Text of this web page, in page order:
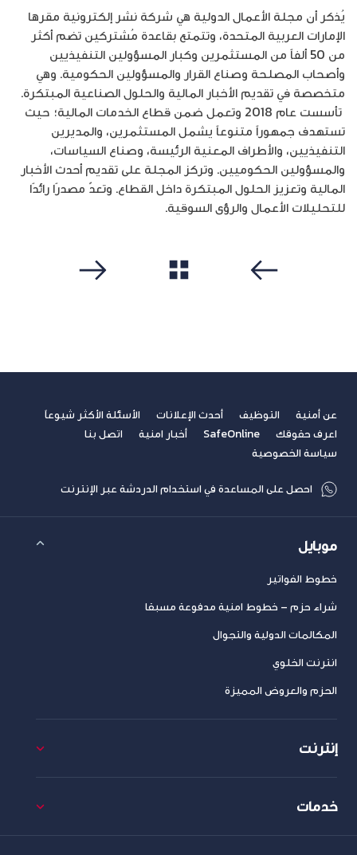
يُذكر أن مجلة الأعمال الدولية هي شركة نشر إلكترونية مقرها
الإمارات العربية المتحدة، وتتمتع بقاعدة مُشتركين تضم أكثر
من 50 ألفاً من المستثمرين وكبار المسؤولين التنفيذيين
وأصحاب المصلحة وصناع القرار والمسؤولين الحكومية. وهي
متخصصة في تقديم الأخبار المالية والحلول الصناعية المبتكرة.
تأسست عام 2018 وتعمل ضمن قطاع الخدمات المالية؛ حيث
تستهدف جمهوراً متنوعاً يشمل المستثمرين، والمديرين
التنفيذيين، والأطراف المعنية الرئيسة، وصناع السياسات،
والمسؤولين الحكوميين. وتركز المجلة على تقديم أحدث الأخبار
المالية وتعزيز الحلول المبتكرة داخل القطاع. وتعدّ مصدرًا رائدًا
للتحليلات الأعمال والرؤى السوقية.
عن أمنية التوظيف أحدث الإعلانات
الأسئلة الأكثر شيوعاً
اعرف حقوقك
SafeOnline أخبار امنية
اتصل بنا
سياسة الخصوصية
احصل على المساعدة في استخدام الدردشة عبر الإنترنت
موبايل
خطوط الفواتير
شراء حزم – خطوط امنية مدفوعة مسبقا
المكالمات الدولية والتجوال
انترنت الخلوي
الحزم والعروض المميزة
إنترنت
خدمات